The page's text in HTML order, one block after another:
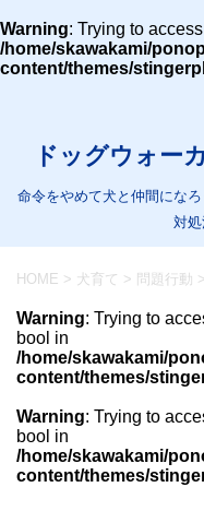
Warning: Trying to
/home/skawakami/
content/themes/
ドッグウォー
命令をやめて犬と仲間にな
対
HOME > 犬育て > 問題行動 >
Warning: Trying to
bool in
/home/skawakami/
content/themes/
Warning: Trying to
bool in
/home/skawakami/
content/themes/